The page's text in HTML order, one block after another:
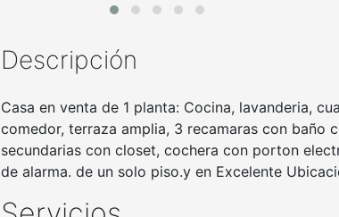
Descripción
Casa en venta de 1 planta: Cocina, lavanderia,
comedor, terraza amplia, 3 recamaras con baño
secundarias con closet, cochera con porton
de alarma. de un solo piso.y en Excelente